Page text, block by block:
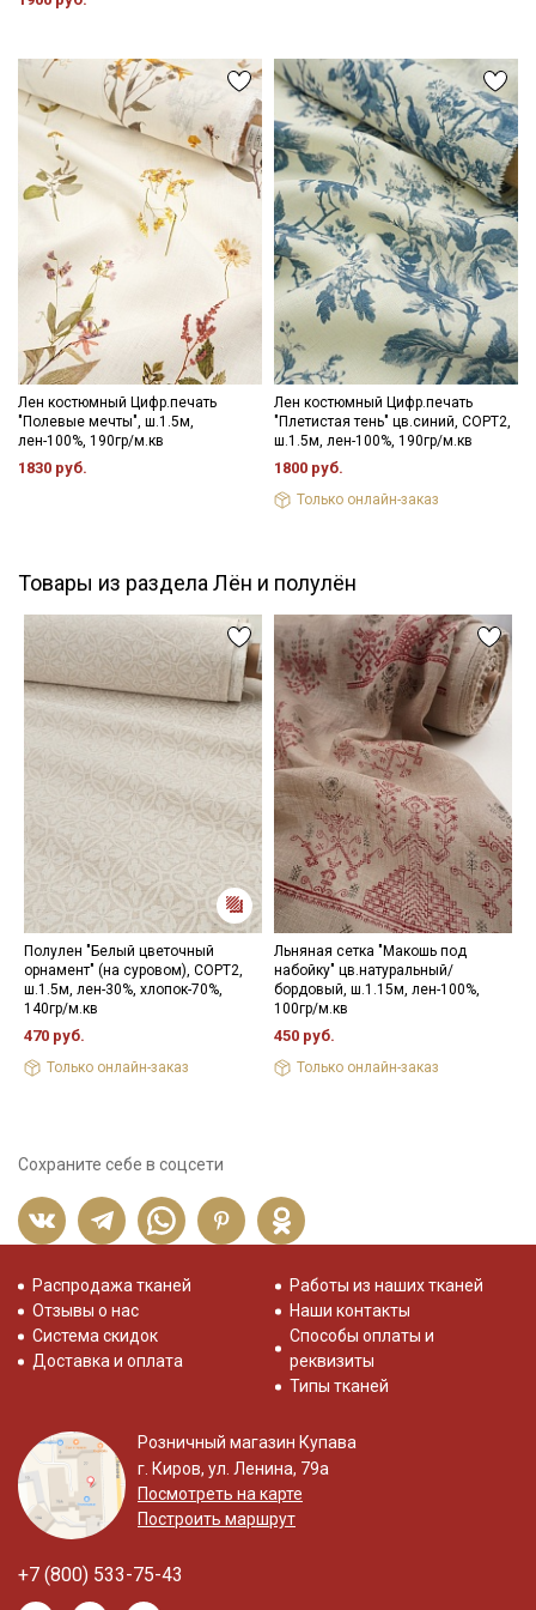
стирок (но не выше 40С), немного отжать и дать просохнуть в
стороны через проутюжильник на минимальном режиме
утюга (важно не пересушивать ткань).
Уход:
- стирка до 40C в деликатном режиме, отжим на низких
оборотах
- противопоказано использование отбеливателей
- глажка рекомендуется с изнаночной стороны, сушка в
расправленном, подвешенном состоянии.
Цветопередача может отличаться от оригинального цвета
ткани в зависимости от настроек вашего монитора и в
зависимости от партии тон ткани может отличаться.
Лен костюмный Цифр.печать
"Полевые мечты", ш.1.5м,
лен-100%, 190гр/м.кв
1830 руб.
Лен костюмный Цифр.печать
"Плетистая тень" цв.синий, СОРТ2,
ш.1.5м, лен-100%, 190гр/м.кв
1800 руб.
Только онлайн-заказ
Товары из раздела Лён и полулён
Полулен "Белый цветочный
орнамент" (на суровом), СОРТ2,
ш.1.5м, лен-30%, хлопок-70%,
140гр/м.кв
470 руб.
Только онлайн-заказ
Льняная сетка "Макошь под
набойку" цв.натуральный/
бордовый, ш.1.15м, лен-100%,
100гр/м.кв
450 руб.
Только онлайн-заказ
Сохраните себе в соцсети
Распродажа тканей
Отзывы о нас
Система скидок
Доставка и оплата
Работы из наших тканей
Наши контакты
Способы оплаты и
реквизиты
Типы тканей
Розничный магазин Купава
г. Киров, ул. Ленина, 79а
Посмотреть на карте
Построить маршрут
+7 (800) 533-75-43